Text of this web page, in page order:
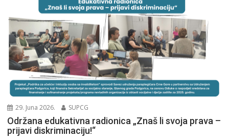
29. Juna 2026. SUPCG
Održana edukativna radionica „Znaš li svoja prava –
prijavi diskriminaciju!“